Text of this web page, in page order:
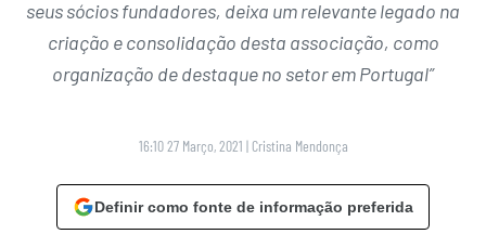
seus sócios fundadores, deixa um relevante legado na
criação e consolidação desta associação, como
organização de destaque no setor em Portugal”
16:10 27 Março, 2021 | Cristina Mendonça
Definir como fonte de informação preferida